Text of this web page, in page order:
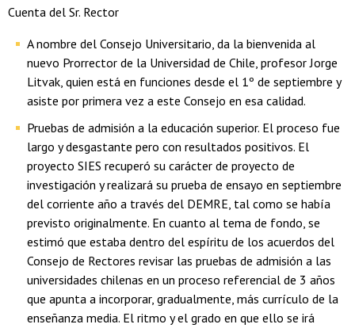
Cuenta del Sr. Rector
A nombre del Consejo Universitario, da la bienvenida al
nuevo Prorrector de la Universidad de Chile, profesor Jorge
Litvak, quien está en funciones desde el 1º de septiembre y
asiste por primera vez a este Consejo en esa calidad.
Pruebas de admisión a la educación superior. El proceso fue
largo y desgastante pero con resultados positivos. El
proyecto SIES recuperó su carácter de proyecto de
investigación y realizará su prueba de ensayo en septiembre
del corriente año a través del DEMRE, tal como se había
previsto originalmente. En cuanto al tema de fondo, se
estimó que estaba dentro del espíritu de los acuerdos del
Consejo de Rectores revisar las pruebas de admisión a las
universidades chilenas en un proceso referencial de 3 años
que apunta a incorporar, gradualmente, más currículo de la
enseñanza media. El ritmo y el grado en que ello se irá